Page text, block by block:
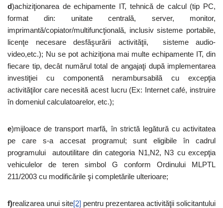
d)achiziţionarea de echipamente IT, tehnică de calcul (tip PC,
format din: unitate centrală, server, monitor,
imprimantă/copiator/multifuncţională, inclusiv sisteme portabile,
licenţe necesare desfăşurării activităţii, sisteme audio-
video,etc.); Nu se pot achiziţiona mai multe echipamente IT, din
fiecare tip, decât numărul total de angajaţi după implementarea
investiţiei cu componentă nerambursabilă cu excepţia
activităţilor care necesită acest lucru (Ex: Internet café, instruire
în domeniul calculatoarelor, etc.);
e)mijloace de transport marfă, în strictă legătură cu activitatea
pe care s-a accesat programul; sunt eligibile în cadrul
programului autoutilitare din categoria N1,N2, N3 cu excepţia
vehiculelor de teren simbol G conform Ordinului MLPTL
211/2003 cu modificările şi completările ulterioare;
f)realizarea unui site[2] pentru prezentarea activităţii solicitantului